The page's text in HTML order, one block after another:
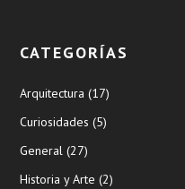
CATEGORÍAS
Arquitectura (17)
Curiosidades (5)
General (27)
Historia y Arte (2)